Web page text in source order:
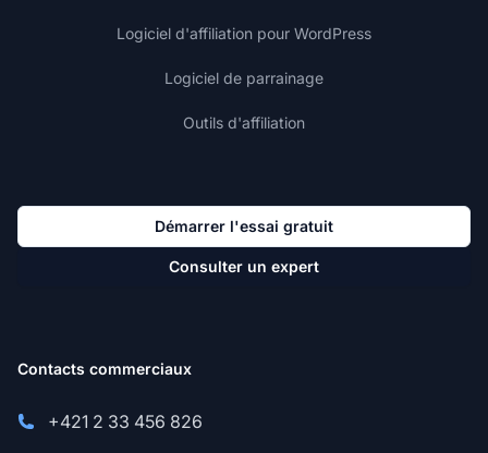
Logiciel d'affiliation pour WordPress
Logiciel de parrainage
Outils d'affiliation
Démarrer l'essai gratuit
Consulter un expert
Contacts commerciaux
+421 2 33 456 826